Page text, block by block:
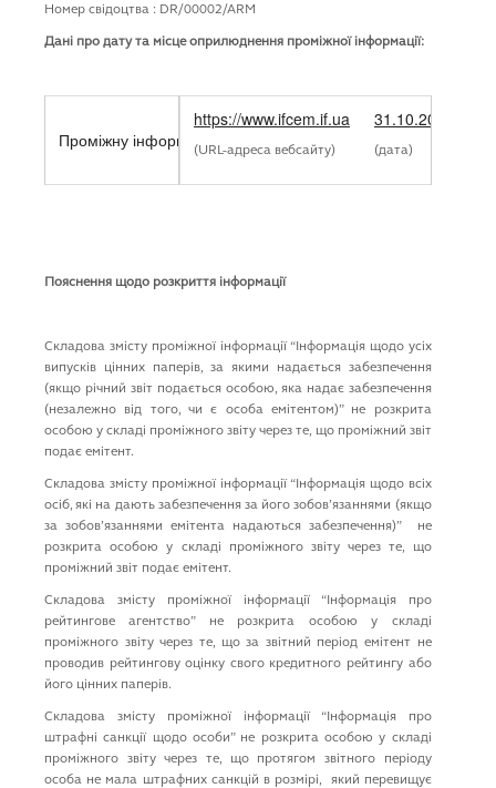
Номер свідоцтва : DR/00002/ARM
Дані про дату та місце оприлюднення проміжної інформації:
https://www.ifcem.if.ua
(URL-адреса вебсайту)
31.10.2025
(дата)
Проміжну інформацію розміщено на власному вебсайті
Пояснення щодо розкриття інформації
Складова змісту проміжної інформації “Iнформацiя щодо усiх
випускiв цiнних паперiв, за якими надається забезпечення
(якщо рiчний звiт подається особою, яка надає забезпечення
(незалежно вiд того, чи є особа емiтентом)” не розкрита
особою у складі проміжного звіту через те, що проміжний звіт
подає емітент.
Складова змісту проміжної інформації “Iнформацiя щодо всiх
осiб, якi на дають забезпечення за його зобов’язаннями (якщо
за зобов’язаннями емiтента надаються забезпечення)” не
розкрита особою у складі проміжного звіту через те, що
проміжний звіт подає емітент.
Складова змісту проміжної інформації “Iнформацiя про
рейтингове агентство” не розкрита особою у складі
проміжного звіту через те, що за звітний період емітент не
проводив рейтингову оцінку свого кредитного рейтингу або
його цінних паперів.
Складова змісту проміжної інформації “Iнформацiя про
штрафнi санкцiї щодо особи” не розкрита особою у складі
проміжного звіту через те, що протягом звітного періоду
особа не мала штрафних санкцій в розмірі, який перевищує